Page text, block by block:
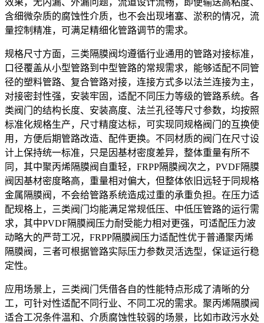
含细微杂质的腐蚀性介质，也不会出现堵塞、淤积的情况，流
量控制精准，可满足精细化管路调节的需求。
规格尺寸方面，三类隔膜阀均遵循行业通用的管路对接标准，
口径覆盖从小型管路到中型管路的常规需求，能够适配不同管
径的塑料管路、复合管路对接，连接方式多以法兰连接为主，
对接密封性强，安装牢固，适配不同压力等级的管路系统。各
类阀门的结构长度、安装高度、法兰孔径等尺寸参数，均按照
标准化规格生产，尺寸精度达标，可实现同规格阀门的互换使
用，方便后期管路改造、配件更换。不同材质的阀门在尺寸设
计上保持统一标准，只是因基材密度差异，整体重量有所不
同，其中聚丙烯隔膜阀自重轻，FRPP隔膜阀次之，PVDF隔膜
阀因基材密度略高，重量相对偏大，但整体依旧远轻于同规格
金属隔膜阀，不会给管路系统造成过重的承重负担。在压力适
配规格上，三类阀门均能满足常规低压、中低压管路的运行需
求，其中PVDF隔膜阀压力耐受能力相对更强，可适配压力波
动略大的严苛工况，FRPP隔膜阀压力适配性优于普通聚丙烯
隔膜阀，三者可根据管路实际压力参数灵活选型，保证运行稳
定性。
应用场景上，三类阀门凭借各自的性能特点形成了清晰的分
工，可针对性适配不同行业、不同工况的需求。聚丙烯隔膜阀
适合工况条件温和、介质腐蚀性较弱的场景，比如市政污水处